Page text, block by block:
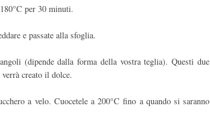
per 30 minuti.
e passate alla sfoglia.
(dipende dalla forma della vostra teglia). Questi due
creato il dolce.
a velo. Cuocetele a 200°C fino a quando si saranno